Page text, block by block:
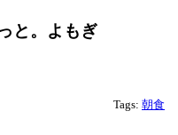
と。よもぎ
Tags: 朝食